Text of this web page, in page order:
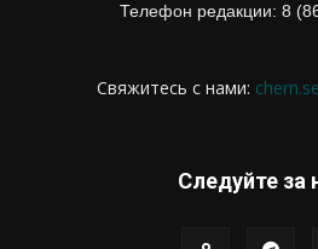
Телефон редакции: 8
Свяжитесь с нами:
Следуйте за